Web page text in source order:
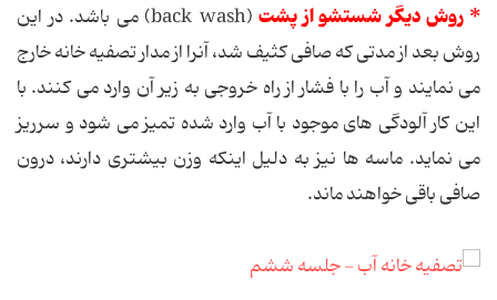
* روش دیگر شستشو از پشت
(back wash) می باشد. در این
روش بعد از مدتی که صافی کثیف شد، آنرا از مدار تصفیه خانه خارج
می نمایند و آب را با فشار از راه خروجی به زیر آن وارد می کنند. با
این کار آلودگی های موجود با آب وارد شده تمیز می شود و سرریز
می نماید. ماسه ها نیز به دلیل اینکه وزن بیشتری دارند، درون
صافی باقی خواهند ماند.